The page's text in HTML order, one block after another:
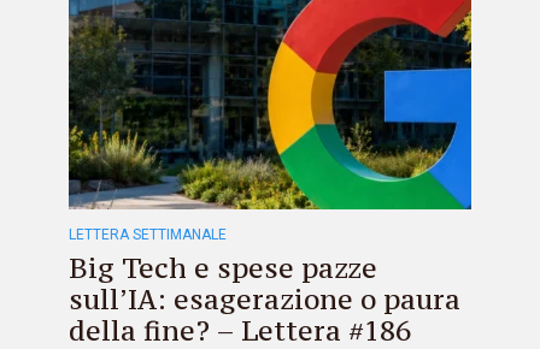
LETTERA SETTIMANALE
Big Tech e spese pazze
sull’IA: esagerazione o paura
della fine? – Lettera #186